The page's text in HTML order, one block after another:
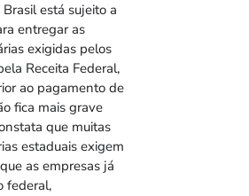
está sujeito a
entregar as
exigidas pelos
Receita Federal,
ao pagamento de
fica mais grave
que muitas
estaduais exigem
as empresas já
federal,